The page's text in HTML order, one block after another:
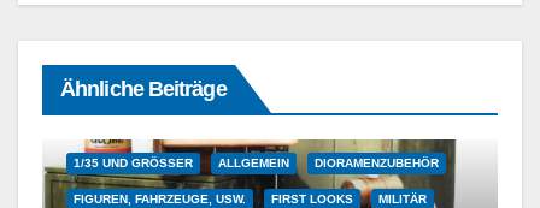
Ähnliche Beiträge
1/35 UND GRÖSSER ALLGEMEIN DIORAMENZUBEHÖR
FIGUREN, FAHRZEUGE, USW. FIRST LOOKS MILITÄR